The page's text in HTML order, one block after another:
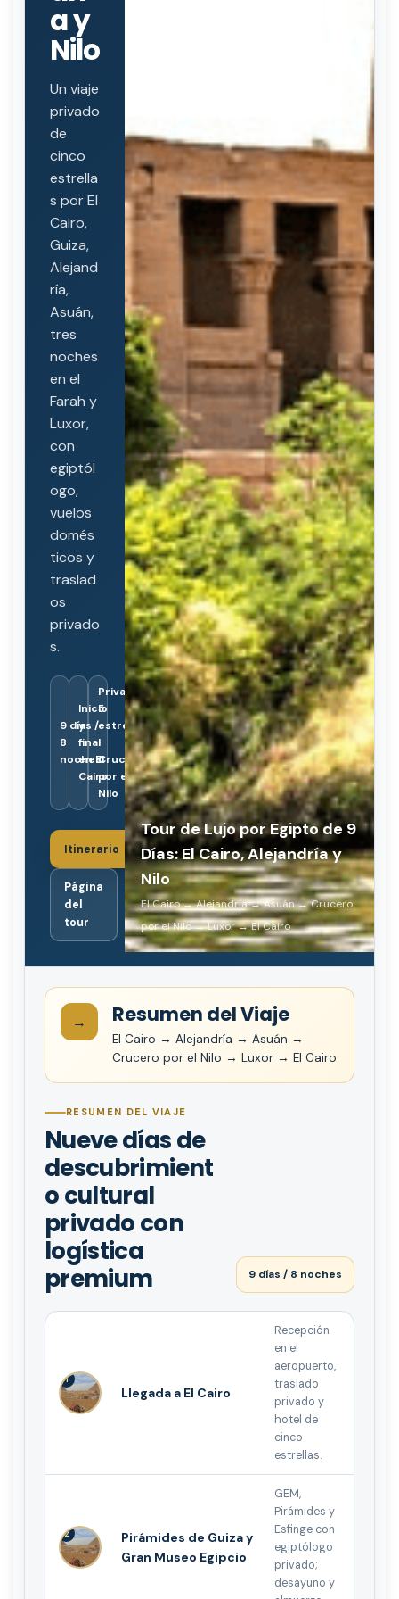
a y
Nilo
Un viaje
privado
de
cinco
estrella
s por El
Cairo,
Guiza,
Alejand
ría,
Asuán,
tres
noches
en el
Farah y
Luxor,
con
egiptól
ogo,
vuelos
domés
ticos y
traslad
os
privado
s.
9 días /
8
noches
Inicio
y
final
en El
Cairo
Privado ·
5
estrellas
·
Crucero
por el
Nilo
Itinerario
Página
del
tour
Tour de Lujo por Egipto de 9
Días: El Cairo, Alejandría y
Nilo
El Cairo → Alejandría → Asuán → Crucero
por el Nilo → Luxor → El Cairo
→ Resumen del Viaje
El Cairo → Alejandría → Asuán →
Crucero por el Nilo → Luxor → El Cairo
RESUMEN DEL VIAJE
Nueve días de
descubrimient
o cultural
privado con
logística
premium
9 días / 8 noches
1
Llegada a El Cairo
Recepción
en el
aeropuerto,
traslado
privado y
hotel de
cinco
estrellas.
2
Pirámides de Guiza y
Gran Museo Egipcio
GEM,
Pirámides y
Esfinge con
egiptólogo
privado;
desayuno y